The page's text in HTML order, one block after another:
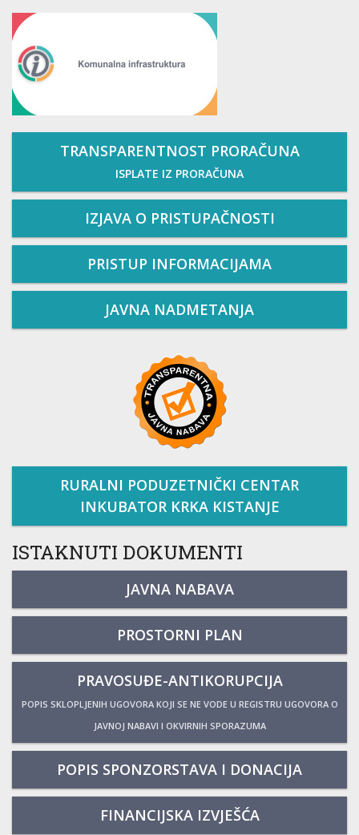
TRANSPARENTNOST PRORAČUNA
ISPLATE IZ PRORAČUNA
IZJAVA O PRISTUPAČNOSTI
PRISTUP INFORMACIJAMA
JAVNA NADMETANJA
RURALNI PODUZETNIČKI CENTAR
INKUBATOR KRKA KISTANJE
ISTAKNUTI DOKUMENTI
JAVNA NABAVA
PROSTORNI PLAN
PRAVOSUĐE-ANTIKORUPCIJA
POPIS SKLOPLJENIH UGOVORA KOJI SE NE VODE U REGISTRU UGOVORA O
JAVNOJ NABAVI I OKVIRNIH SPORAZUMA
POPIS SPONZORSTAVA I DONACIJA
FINANCIJSKA IZVJEŠĆA